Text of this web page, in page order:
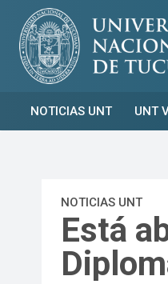
NOTICIAS UNT UNT
NOTICIAS UNT
Está